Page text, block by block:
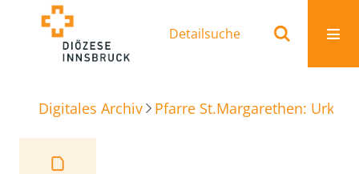
Detailsuche
Digitales Archiv Pfarre St.Margarethen: